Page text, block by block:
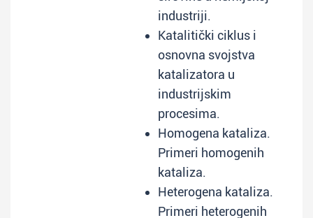
industriji.
Katalitički ciklus i
osnovna svojstva
katalizatora u
industrijskim
procesima.
Homogena kataliza.
Primeri homogenih
kataliza.
Heterogena kataliza.
Primeri heterogenih